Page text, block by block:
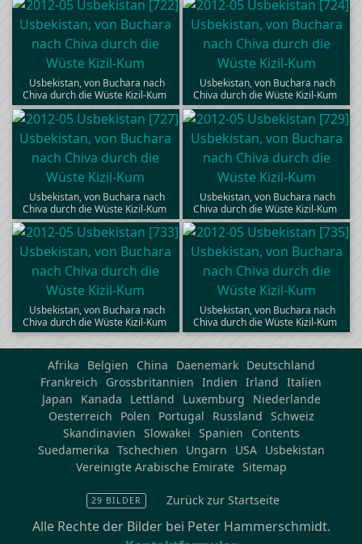
Usbekistan, von Buchara nach
Chiva durch die Wüste Kizil-Kum
Usbekistan, von Buchara nach
Chiva durch die Wüste Kizil-Kum
Usbekistan, von Buchara nach
Chiva durch die Wüste Kizil-Kum
Usbekistan, von Buchara nach
Chiva durch die Wüste Kizil-Kum
Usbekistan, von Buchara nach
Chiva durch die Wüste Kizil-Kum
Usbekistan, von Buchara nach
Chiva durch die Wüste Kizil-Kum
Afrika Belgien China Daenemark
Deutschland
Frankreich
Grossbritannien Indien Irland Italien
Japan
Kanada Lettland Luxemburg
Niederlande
Oesterreich
Polen Portugal Russland Schweiz
Skandinavien Slowakei Spanien
Contents
Suedamerika Tschechien Ungarn USA
Usbekistan
Vereinigte Arabische Emirate Sitemap
29 BILDER Zurück zur Startseite
Alle Rechte der Bilder bei Peter Hammerschmidt.